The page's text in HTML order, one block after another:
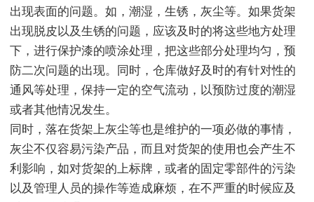
出现表面的问题。如，潮湿，生锈，灰尘等。如果货架
出现脱皮以及生锈的问题，应该及时的将这些地方处理
下，进行保护漆的喷涂处理，把这些部分处理均匀，预
防二次问题的出现。同时，仓库做好及时的有针对性的
通风等处理，保持一定的空气流动，以预防过度的潮湿
或者其他情况发生。
同时，落在货架上灰尘等也是维护的一项必做的事情，
灰尘不仅容易污染产品，而且对货架的使用也会产生不
利影响，如对货架的上标牌，或者的固定零部件的污染
以及管理人员的操作等造成麻烦，在不严重的时候应及